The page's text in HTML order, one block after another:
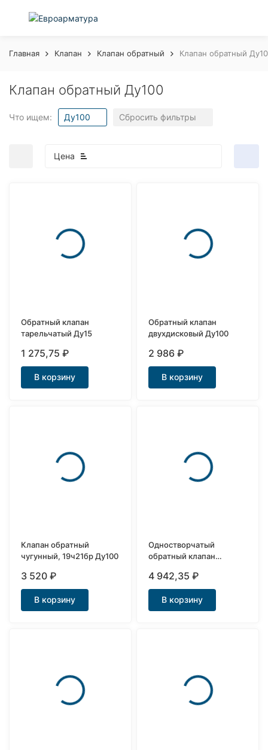
Главная Клапан Клапан обратный Клапан обратный
Клапан обратный Ду100
Что ищем: Ду100 Сбросить фильтры
Цена
покупателей
Обратный клапан
тарельчатый Ду15
1 275,75₽
В корзину
Обратный клапан
двухдисковый Ду100
2 986₽
В корзину
Клапан обратный
чугунный, 19ч21бр Ду100
3 520₽
В корзину
Одностворчатый
обратный клапан
4 942,35₽
В корзину